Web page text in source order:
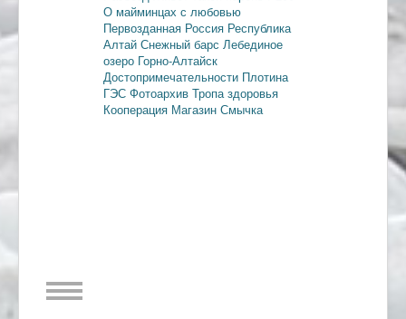
О майминцах с любовью
Первозданная Россия Республика
Алтай Снежный барс Лебединое
озеро Горно-Алтайск
Достопримечательности Плотина
ГЭС Фотоархив Тропа здоровья
Кооперация Магазин Смычка